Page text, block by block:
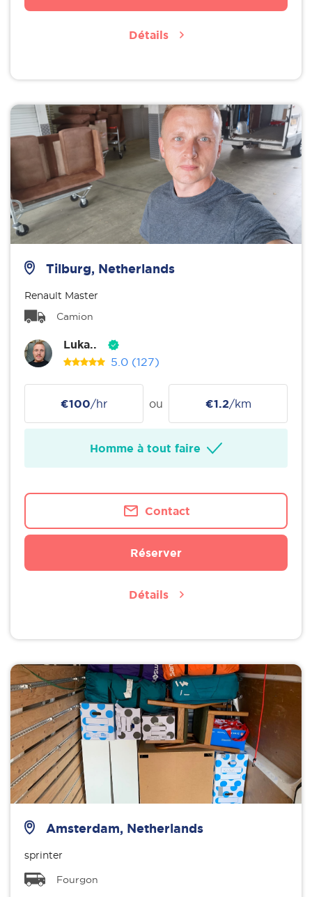
Détails
Tilburg, Netherlands
Renault Master
Camion
Luka..
5.0 (127)
€100/hr ou €1.2/km
Homme à tout faire
Contact
Réserver
Détails
Amsterdam, Netherlands
sprinter
Fourgon